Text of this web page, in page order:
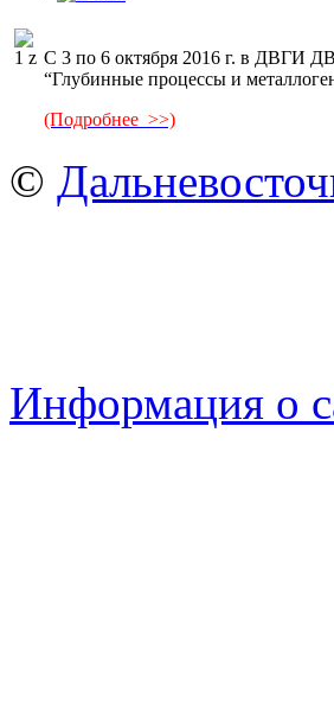
С 3 по 6 октября 2016 г. в ДВГИ
“Глубинные процессы и
(Подробнее >>)
©
Информация о